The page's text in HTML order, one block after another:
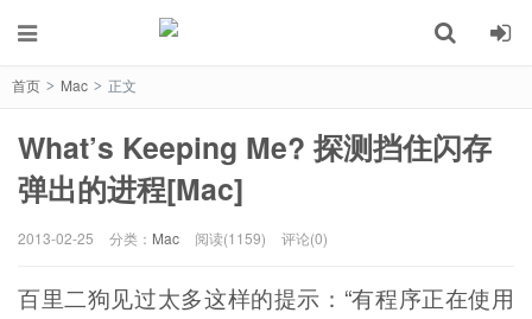
首页 > Mac > 正文
What’s Keeping Me? 探测挡住闪存
弹出的进程[Mac]
2013-02-25 分类： Mac 阅读(1159) 评论(0)
百里二狗见过太多这样的提示：“有程序正在使用